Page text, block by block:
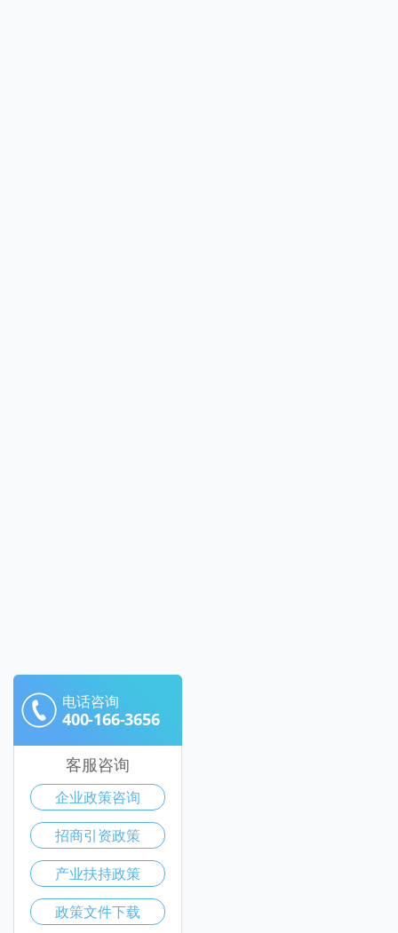
电话咨询
400-166-3656
客服咨询
企业政策咨询
招商引资政策
产业扶持政策
政策文件下载